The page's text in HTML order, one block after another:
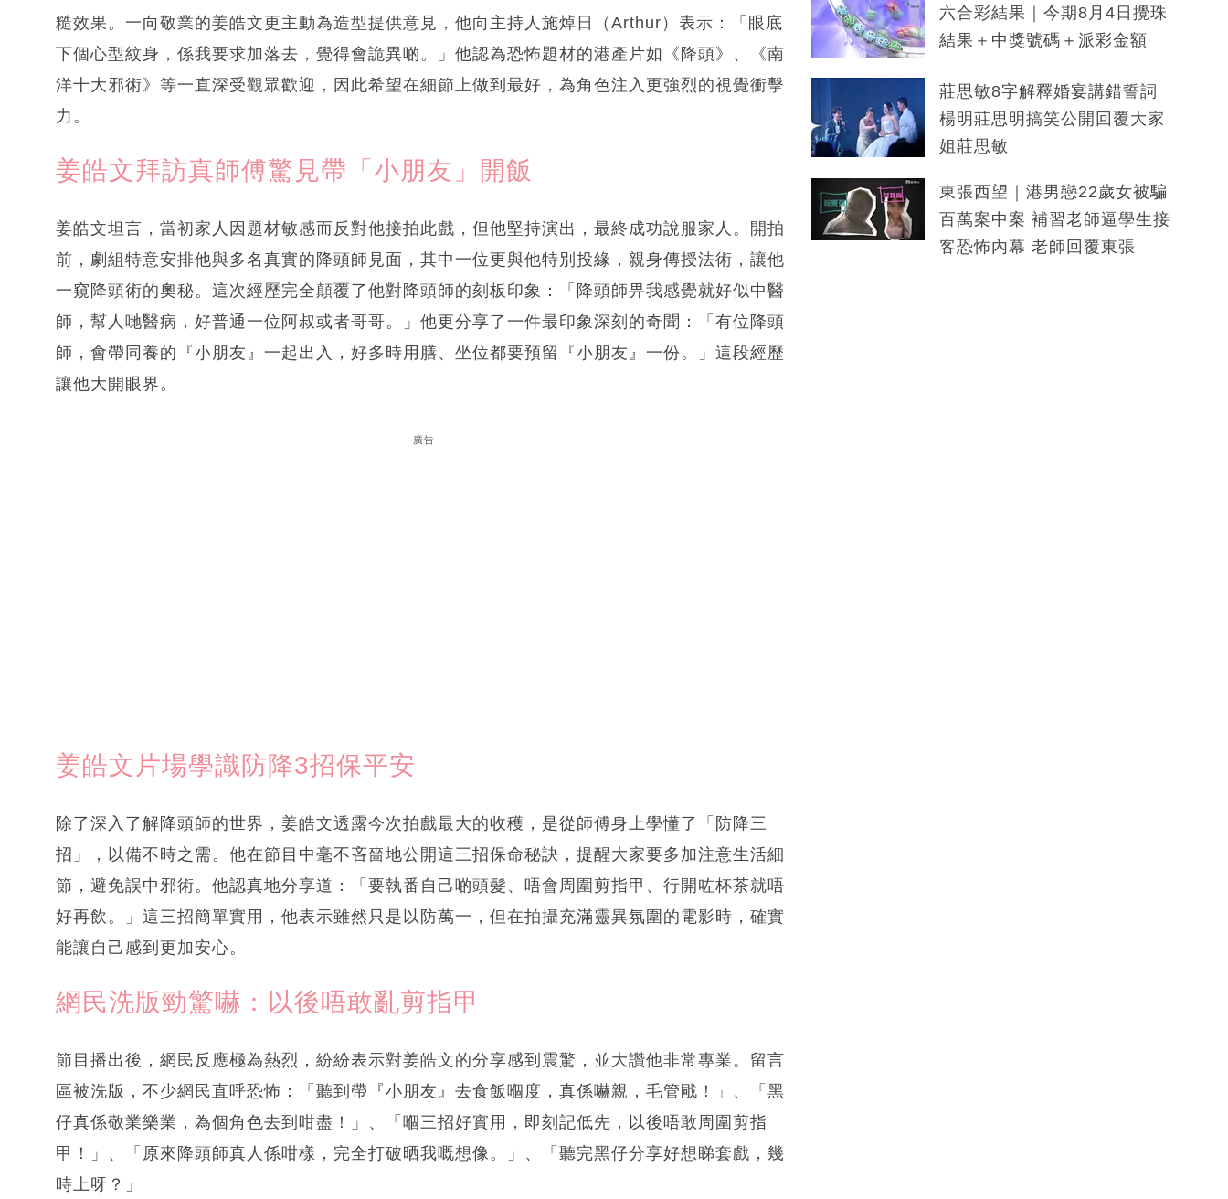
糙效果。一向敬業的姜皓文更主動為造型提供意見，他向主持人施焯日（Arthur）表示：「眼底
下個心型紋身，係我要求加落去，覺得會詭異啲。」他認為恐怖題材的港產片如《降頭》、《南
洋十大邪術》等一直深受觀眾歡迎，因此希望在細節上做到最好，為角色注入更強烈的視覺衝擊
力。
姜皓文拜訪真師傅驚見帶「小朋友」開飯
姜皓文坦言，當初家人因題材敏感而反對他接拍此戲，但他堅持演出，最終成功說服家人。開拍
前，劇組特意安排他與多名真實的降頭師見面，其中一位更與他特別投緣，親身傳授法術，讓他
一窺降頭術的奧秘。這次經歷完全顛覆了他對降頭師的刻板印象：「降頭師畀我感覺就好似中醫
師，幫人哋醫病，好普通一位阿叔或者哥哥。」他更分享了一件最印象深刻的奇聞：「有位降頭
師，會帶同養的『小朋友』一起出入，好多時用膳、坐位都要預留『小朋友』一份。」這段經歷
讓他大開眼界。
廣告
姜皓文片場學識防降3招保平安
除了深入了解降頭師的世界，姜皓文透露今次拍戲最大的收穫，是從師傅身上學懂了「防降三
招」，以備不時之需。他在節目中毫不吝嗇地公開這三招保命秘訣，提醒大家要多加注意生活細
節，避免誤中邪術。他認真地分享道：「要執番自己啲頭髮、唔會周圍剪指甲、行開咗杯茶就唔
好再飲。」這三招簡單實用，他表示雖然只是以防萬一，但在拍攝充滿靈異氛圍的電影時，確實
能讓自己感到更加安心。
網民洗版勁驚嚇：以後唔敢亂剪指甲
節目播出後，網民反應極為熱烈，紛紛表示對姜皓文的分享感到震驚，並大讚他非常專業。留言
區被洗版，不少網民直呼恐怖：「聽到帶『小朋友』去食飯嗰度，真係嚇親，毛管戙！」、「黑
仔真係敬業樂業，為個角色去到咁盡！」、「嗰三招好實用，即刻記低先，以後唔敢周圍剪指
甲！」、「原來降頭師真人係咁樣，完全打破晒我嘅想像。」、「聽完黑仔分享好想睇套戲，幾
時上呀？」
六合彩結果｜今期8月4日攪珠
結果＋中獎號碼＋派彩金額
莊思敏8字解釋婚宴講錯誓詞
楊明莊思明搞笑公開回覆大家
姐莊思敏
東張西望｜港男戀22歲女被騙
百萬案中案 補習老師逼學生接
客恐怖內幕 老師回覆東張